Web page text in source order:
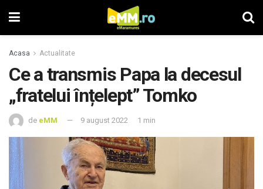
Acasa Actualitate
Ce a transmis Papa la decesul
„fratelui înțelept” Tomko
de eMM 9 august 2022 1 min